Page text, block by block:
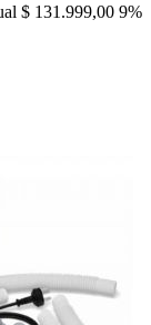
$ 131.999,00 9%